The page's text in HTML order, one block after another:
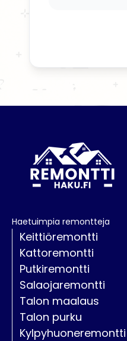
Haetuimpia remontteja
Keittiöremontti
Kattoremontti
Putkiremontti
Salaojaremontti
Talon maalaus
Talon purku
Kylpyhuoneremontti